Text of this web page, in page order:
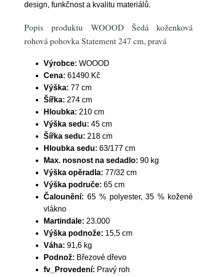
design, funkčnost a kvalitu materiálů.
Popis produktu WOOOD Šedá koženková
rohová pohovka Statement 247 cm, pravá
Výrobce: WOOOD
Cena: 61490 Kč
Výška: 77 cm
Šířka: 274 cm
Hloubka: 210 cm
Výška sedu: 45 cm
Šířka sedu: 218 cm
Hloubka sedu: 63/177 cm
Max. nosnost na sedadlo: 90 kg
Výška opěradla: 77/32 cm
Výška područe: 65 cm
Čalounění: 65 % polyester, 35 % kožené
vlákno
Martindale: 23.000
Výška podnože: 15,5 cm
Váha: 91,6 kg
Podnož: Březové dřevo
fv_Provedení: Pravý roh